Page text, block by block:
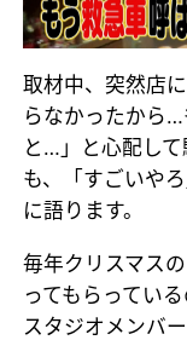
取材中、突然店
らなかったから
と…」と心配し
も、「すごいや
に語ります。
毎年クリスマス
ってもらってい
スタジオメンバ